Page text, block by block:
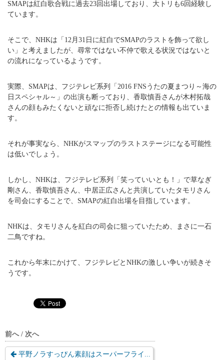
SMAPは紅白歌合戦に過去23回出場しており、大トリも6回経験し
ています。
そこで、NHKは「12月31日に紅白でSMAPのラストを飾って欲し
い」と考えましたが、尋常ではない不仲で歌える状況ではないと
の流れになっているようです。
実際、SMAPは、フジテレビ系列「2016 FNSうたの夏まつり～海の
日スペシャル～」の出演も断っており、香取慎吾さんが木村拓哉
さんの顔もみたくないと頑なに拒否し続けたとの情報も出ていま
す。
それが事実なら、NHKがスマップのラストステージになる可能性
は低いでしょう。
しかし、NHKは、フジテレビ系列「笑っていいとも！」で草なぎ
剛さん、香取慎吾さん、中居正広さんと共演していたタモリさん
を司会にすることで、SMAPの紅白出場を目指しています。
NHKは、タモリさんを紅白の司会に狙っていたため、まさに一石
二鳥ですね。
これから年末にかけて、フジテレビとNHKの激しい争いが続きそ
うです。
前へ / 次へ
平野ノラすっぴん素顔はスーパーフライ...